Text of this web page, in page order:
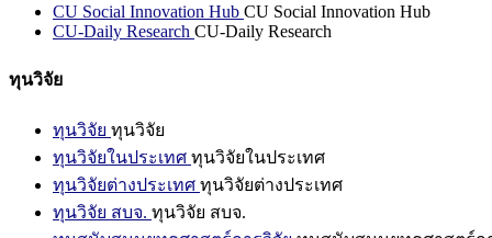
CU Social Innovation Hub CU Social Innovation Hub
CU-Daily Research CU-Daily Research
ทุนวิจัย
ทุนวิจัย ทุนวิจัย
ทุนวิจัยในประเทศ ทุนวิจัยในประเทศ
ทุนวิจัยต่างประเทศ ทุนวิจัยต่างประเทศ
ทุนวิจัย สบจ. ทุนวิจัย สบจ.